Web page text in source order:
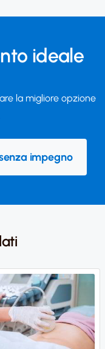
ideale
la migliore opzione
impegno